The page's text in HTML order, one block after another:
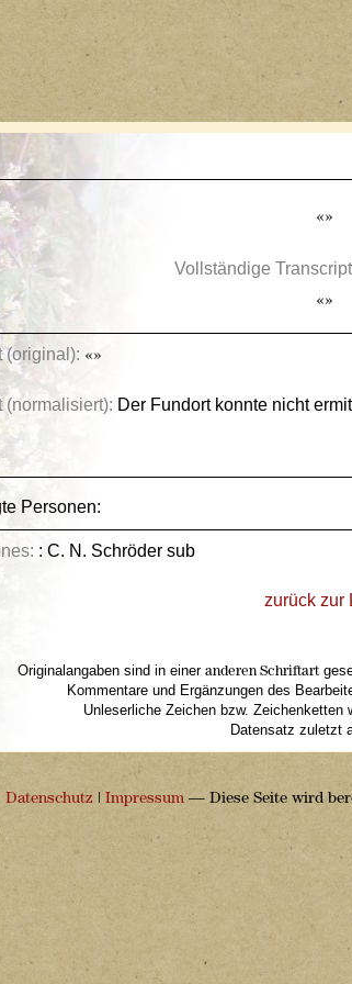
«»
Vollständige
«»
(original): «»
(normalisiert): Der Fundort konnte nicht
Personen:
: C. N. Schröder sub
zurück zur
Originalangaben sind in einer anderen Schriftart
Kommentare und Ergänzungen des
Unleserliche Zeichen bzw. Zeichenketten
Datensatz zuletzt
Datenschutz Impressum— Diese Seite wird